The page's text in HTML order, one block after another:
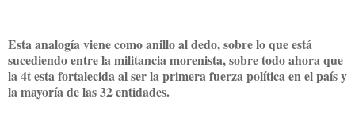
Esta analogía viene como anillo al dedo, sobre lo que está
sucediendo entre la militancia morenista, sobre todo ahora que
la 4t esta fortalecida al ser la primera fuerza política en el país y
la mayoría de las 32 entidades.